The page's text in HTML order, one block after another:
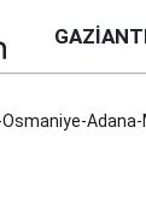
Adana-